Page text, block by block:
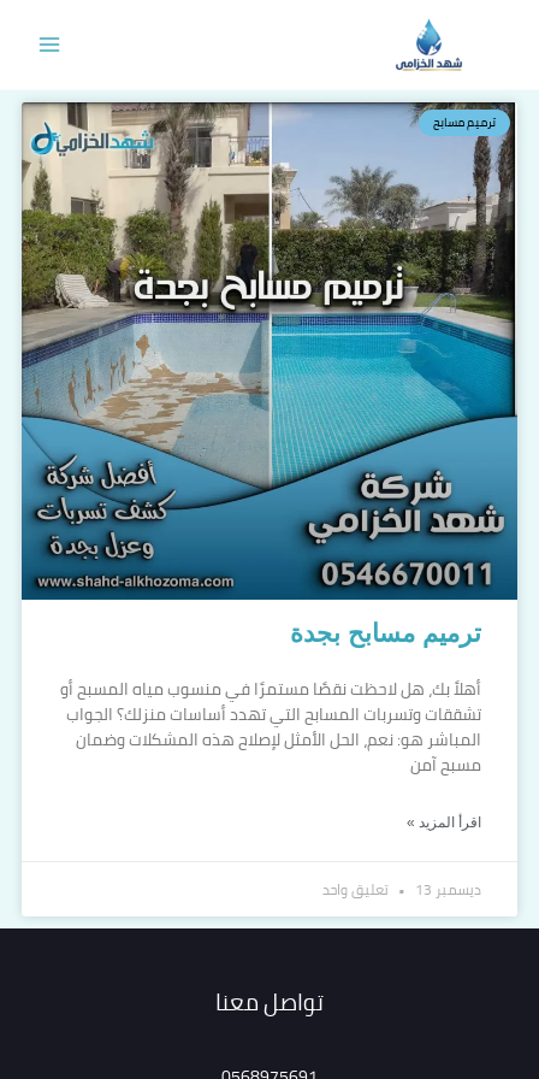
ترميم مسابح
ترميم مسابح بجدة
أهلاً بك، هل لاحظت نقصًا مستمرًا في منسوب مياه المسبح أو
تشققات وتسربات المسابح التي تهدد أساسات منزلك؟ الجواب
المباشر هو: نعم، الحل الأمثل لإصلاح هذه المشكلات وضمان
مسبح آمن
اقرأ المزيد »
ديسمبر 13 تعليق واحد
تواصل معنا